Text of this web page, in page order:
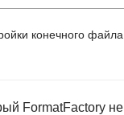
конечного файла
FormatFactory не